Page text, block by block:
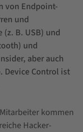
von Endpoint-
und
B. USB) und
und
aber auch
Device Control ist
kommen
Hacker-